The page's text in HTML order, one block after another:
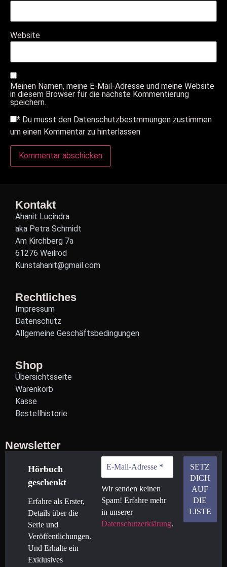
Website
Meinen Namen, meine E-Mail-Adresse und meine Website
in diesem Browser für die nächste Kommentierung
speichern.
* Du musst den Datenschutzbestmmungen zustimmen
um einen Kommentar zu hinterlassen
Kontakt
Ahanit Lucindra
aka Petra Schmidt
Am Kirchberg 7a
61276 Weilrod
Kunstahanit@gmail.com
Rechtliches
Impressum
Datenschutz
Allgemeine Geschäftsbedingungen
Shop
Übersichtsseite
Warenkorb
Kasse
Bestellhistorie
Newsletter
Hörbuch
geschenkt
Erfahre als Erster,
Details über die
Serie und
Veröffentlichungen.
Und Erhalte ein
Exklusives
Wir senden keinen
Spam! Erfahre mehr
in unserer
Datenschutzerklärung.